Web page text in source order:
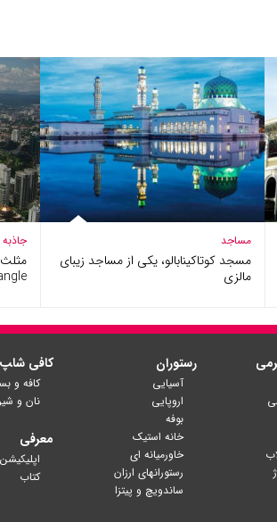
مساجد
مسجد کوتاکینابالو، یکی از مساجد زیبای
مالزی
رستوران
آسیایی
اروپایی
بوفه
خانه استیک
خاورمیانه ای
رستورانهای ارزان
ساندویچ و پیتزا
کافی شا‍پ
کافه و
نان و
معرفی
اپلیکیشن
کتاب